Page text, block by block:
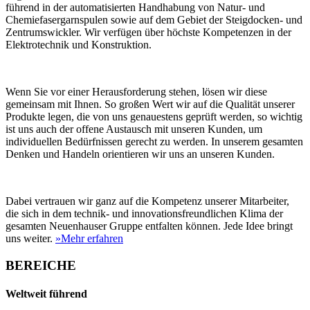
führend in der automatisierten Handhabung von Natur- und
Chemiefasergarnspulen sowie auf dem Gebiet der Steigdocken- und
Zentrumswickler. Wir verfügen über höchste Kompetenzen in der
Elektrotechnik und Konstruktion.
Wenn Sie vor einer Herausforderung stehen, lösen wir diese
gemeinsam mit Ihnen. So großen Wert wir auf die Qualität unserer
Produkte legen, die von uns genauestens geprüft werden, so wichtig
ist uns auch der offene Austausch mit unseren Kunden, um
individuellen Bedürfnissen gerecht zu werden. In unserem gesamten
Denken und Handeln orientieren wir uns an unseren Kunden.
Dabei vertrauen wir ganz auf die Kompetenz unserer Mitarbeiter,
die sich in dem technik- und innovationsfreundlichen Klima der
gesamten Neuenhauser Gruppe entfalten können. Jede Idee bringt
uns weiter. »Mehr erfahren
BEREICHE
Weltweit führend